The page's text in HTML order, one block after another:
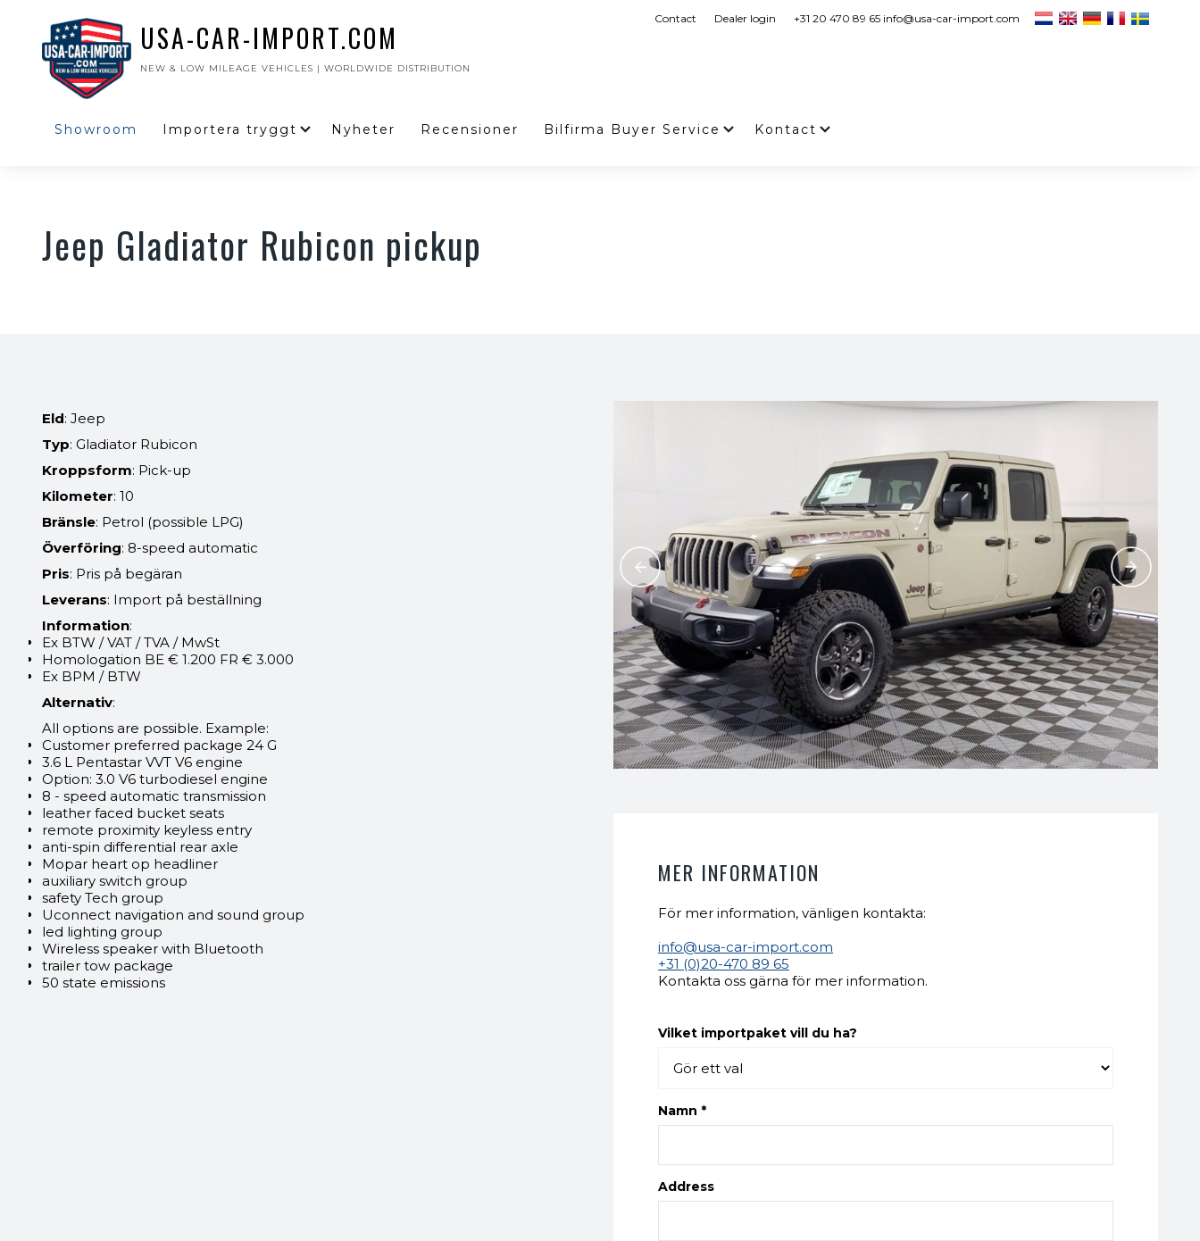
USA-CAR-IMPORT.COM
NEW & LOW MILEAGE VEHICLES | WORLDWIDE DISTRIBUTION
Contact Dealer login +31 20 470 89 65 info@usa-car-import.com
Showroom Importera tryggt Nyheter Recensioner Bilfirma Buyer Service Kontact
Jeep Gladiator Rubicon pickup
Eld: Jeep
Typ: Gladiator Rubicon
Kroppsform: Pick-up
Kilometer: 10
Bränsle: Petrol (possible LPG)
Överföring: 8-speed automatic
Pris: Pris på begäran
Leverans: Import på beställning
Information:
Ex BTW / VAT / TVA / MwSt
Homologation BE € 1.200 FR € 3.000
Ex BPM / BTW
Alternativ:
All options are possible. Example:
Customer preferred package 24 G
3.6 L Pentastar VVT V6 engine
Option: 3.0 V6 turbodiesel engine
8 - speed automatic transmission
leather faced bucket seats
remote proximity keyless entry
anti-spin differential rear axle
Mopar heart op headliner
auxiliary switch group
safety Tech group
Uconnect navigation and sound group
led lighting group
Wireless speaker with Bluetooth
trailer tow package
50 state emissions
MER INFORMATION
För mer information, vänligen kontakta:
info@usa-car-import.com
+31 (0)20-470 89 65
Kontakta oss gärna för mer information.
Vilket importpaket vill du ha?
Namn *
Address